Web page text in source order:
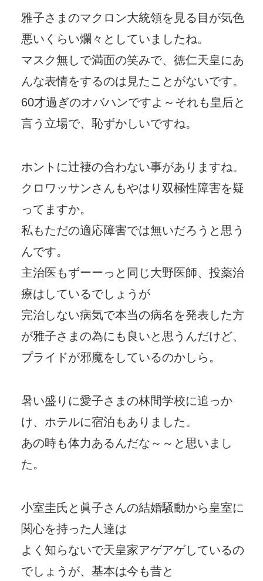
雅子さまのマクロン大統領を見る目が気色
悪いくらい爛々としていましたね。
マスク無しで満面の笑みで、徳仁天皇にあ
んな表情をするのは見たことがないです。
60才過ぎのオバハンですよ～それも皇后と
言う立場で、恥ずかしいですね。
ホントに辻褄の合わない事がありますね。
クロワッサンさんもやはり双極性障害を疑
ってますか。
私もただの適応障害では無いだろうと思う
んです。
主治医もずーーっと同じ大野医師、投薬治
療はしているでしょうが
完治しない病気で本当の病名を発表した方
が雅子さまの為にも良いと思うんだけど、
プライドが邪魔をしているのかしら。
暑い盛りに愛子さまの林間学校に追っか
け、ホテルに宿泊もありました。
あの時も体力あるんだな～～と思いまし
た。
小室圭氏と眞子さんの結婚騒動から皇室に
関心を持った人達は
よく知らないで天皇家アゲアゲしているの
でしょうが、基本は今も昔と